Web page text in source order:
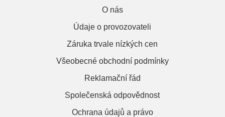
O nás
Údaje o provozovateli
Záruka trvale nízkých cen
Všeobecné obchodní podmínky
Reklamační řád
Společenská odpovědnost
Ochrana údajů a právo